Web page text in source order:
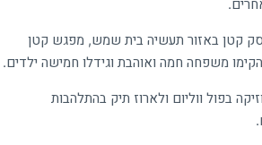
קטן באזור תעשיה בית שמש, מפגש קטן
משפחה חמה ואוהבת וגידלו חמישה ילדים.
בפול ווליום ולארוז תיק בהתלהבות